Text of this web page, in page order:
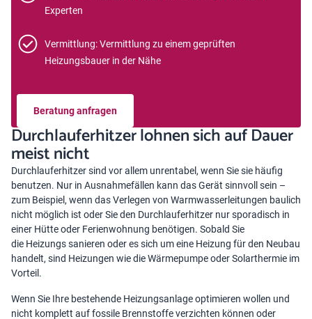
Experten
Vermittlung: Vermittlung zu einem geprüften
Heizungsbauer in der Nähe
Beratung anfragen
Durchlauferhitzer lohnen sich auf Dauer
meist nicht
Durchlauferhitzer sind vor allem unrentabel, wenn Sie sie häufig
benutzen. Nur in Ausnahmefällen kann das Gerät sinnvoll sein –
zum Beispiel, wenn das Verlegen von Warmwasserleitungen baulich
nicht möglich ist oder Sie den Durchlauferhitzer nur sporadisch in
einer Hütte oder Ferienwohnung benötigen. Sobald Sie
die Heizungs sanieren oder es sich um eine Heizung für den Neubau
handelt, sind Heizungen wie die Wärmepumpe oder Solarthermie im
Vorteil.
Wenn Sie Ihre bestehende Heizungsanlage optimieren wollen und
nicht komplett auf fossile Brennstoffe verzichten können oder